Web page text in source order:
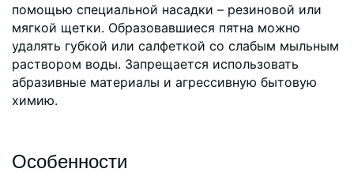
помощью специальной насадки – резиновой или
мягкой щетки. Образовавшиеся пятна можно
удалять губкой или салфеткой со слабым мыльным
раствором воды. Запрещается использовать
абразивные материалы и агрессивную бытовую
химию.
Особенности